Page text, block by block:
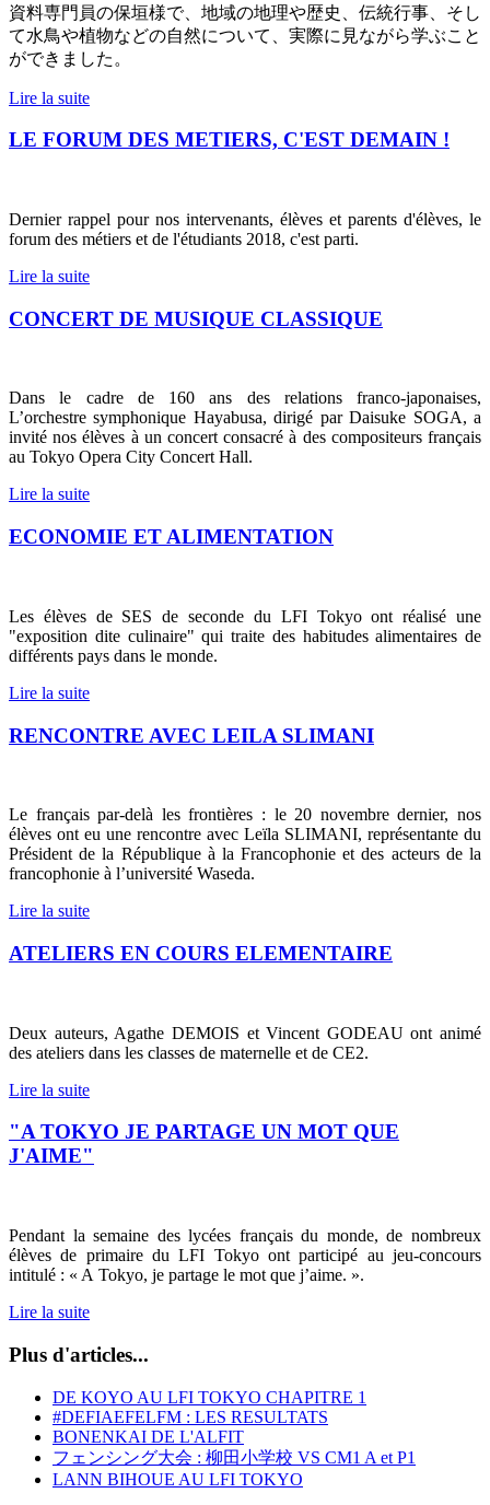
資料専門員の保垣様で、地域の地理や歴史、伝統行事、そし
て水鳥や植物などの自然について、実際に見ながら学ぶこと
ができました。
Lire la suite
LE FORUM DES METIERS, C'EST DEMAIN !
Dernier rappel pour nos intervenants, élèves et parents d'élèves, le
forum des métiers et de l'étudiants 2018, c'est parti.
Lire la suite
CONCERT DE MUSIQUE CLASSIQUE
Dans le cadre de 160 ans des relations franco-japonaises,
L’orchestre symphonique Hayabusa, dirigé par Daisuke SOGA, a
invité nos élèves à un concert consacré à des compositeurs français
au Tokyo Opera City Concert Hall.
Lire la suite
ECONOMIE ET ALIMENTATION
Les élèves de SES de seconde du LFI Tokyo ont réalisé une
"exposition dite culinaire" qui traite des habitudes alimentaires de
différents pays dans le monde.
Lire la suite
RENCONTRE AVEC LEILA SLIMANI
Le français par-delà les frontières : le 20 novembre dernier, nos
élèves ont eu une rencontre avec Leïla SLIMANI, représentante du
Président de la République à la Francophonie et des acteurs de la
francophonie à l’université Waseda.
Lire la suite
ATELIERS EN COURS ELEMENTAIRE
Deux auteurs, Agathe DEMOIS et Vincent GODEAU ont animé
des ateliers dans les classes de maternelle et de CE2.
Lire la suite
"A TOKYO JE PARTAGE UN MOT QUE
J'AIME"
Pendant la semaine des lycées français du monde, de nombreux
élèves de primaire du LFI Tokyo ont participé au jeu-concours
intitulé : « A Tokyo, je partage le mot que j’aime. ».
Lire la suite
Plus d'articles...
DE KOYO AU LFI TOKYO CHAPITRE 1
#DEFIAEFELFM : LES RESULTATS
BONENKAI DE L'ALFIT
フェンシング大会 : 柳田小学校 VS CM1 A et P1
LANN BIHOUE AU LFI TOKYO